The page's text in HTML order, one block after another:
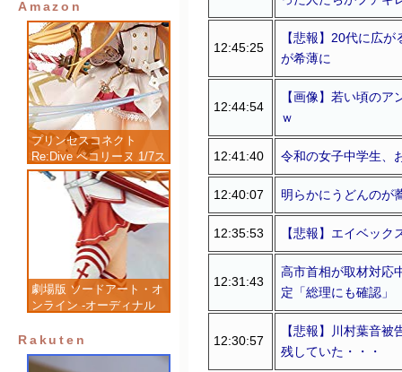
Amazon
プリンセスコネクト
Re:Dive ペコリーヌ 1/7ス
ケール 塗装済み完成品フ
ィギュア
劇場版 ソードアート・オ
ンライン -オーディナル
成品フィギュア
Rakuten
12:45:25
【悲報】20代に広
が希薄に
12:44:54
【画像】若い頃の
ｗ
12:41:40 令和の女子中学生、
12:40:07 明らかにうどんのが
12:35:53 【悲報】エイベッ
12:31:43
高市首相が取材対応
定「総理にも確認」
12:30:57
【悲報】川村葉音
残していた・・・